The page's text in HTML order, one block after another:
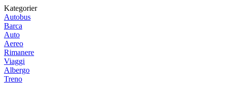
Kategorier
Autobus
Barca
Auto
Aereo
Rimanere
Viaggi
Albergo
Treno